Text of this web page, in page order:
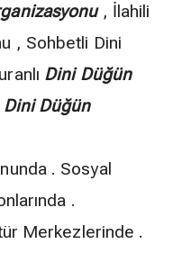
, İlahili
, Sohbetli Dini
Dini Düğün
Dini Düğün
. Sosyal
.
Merkezlerinde .